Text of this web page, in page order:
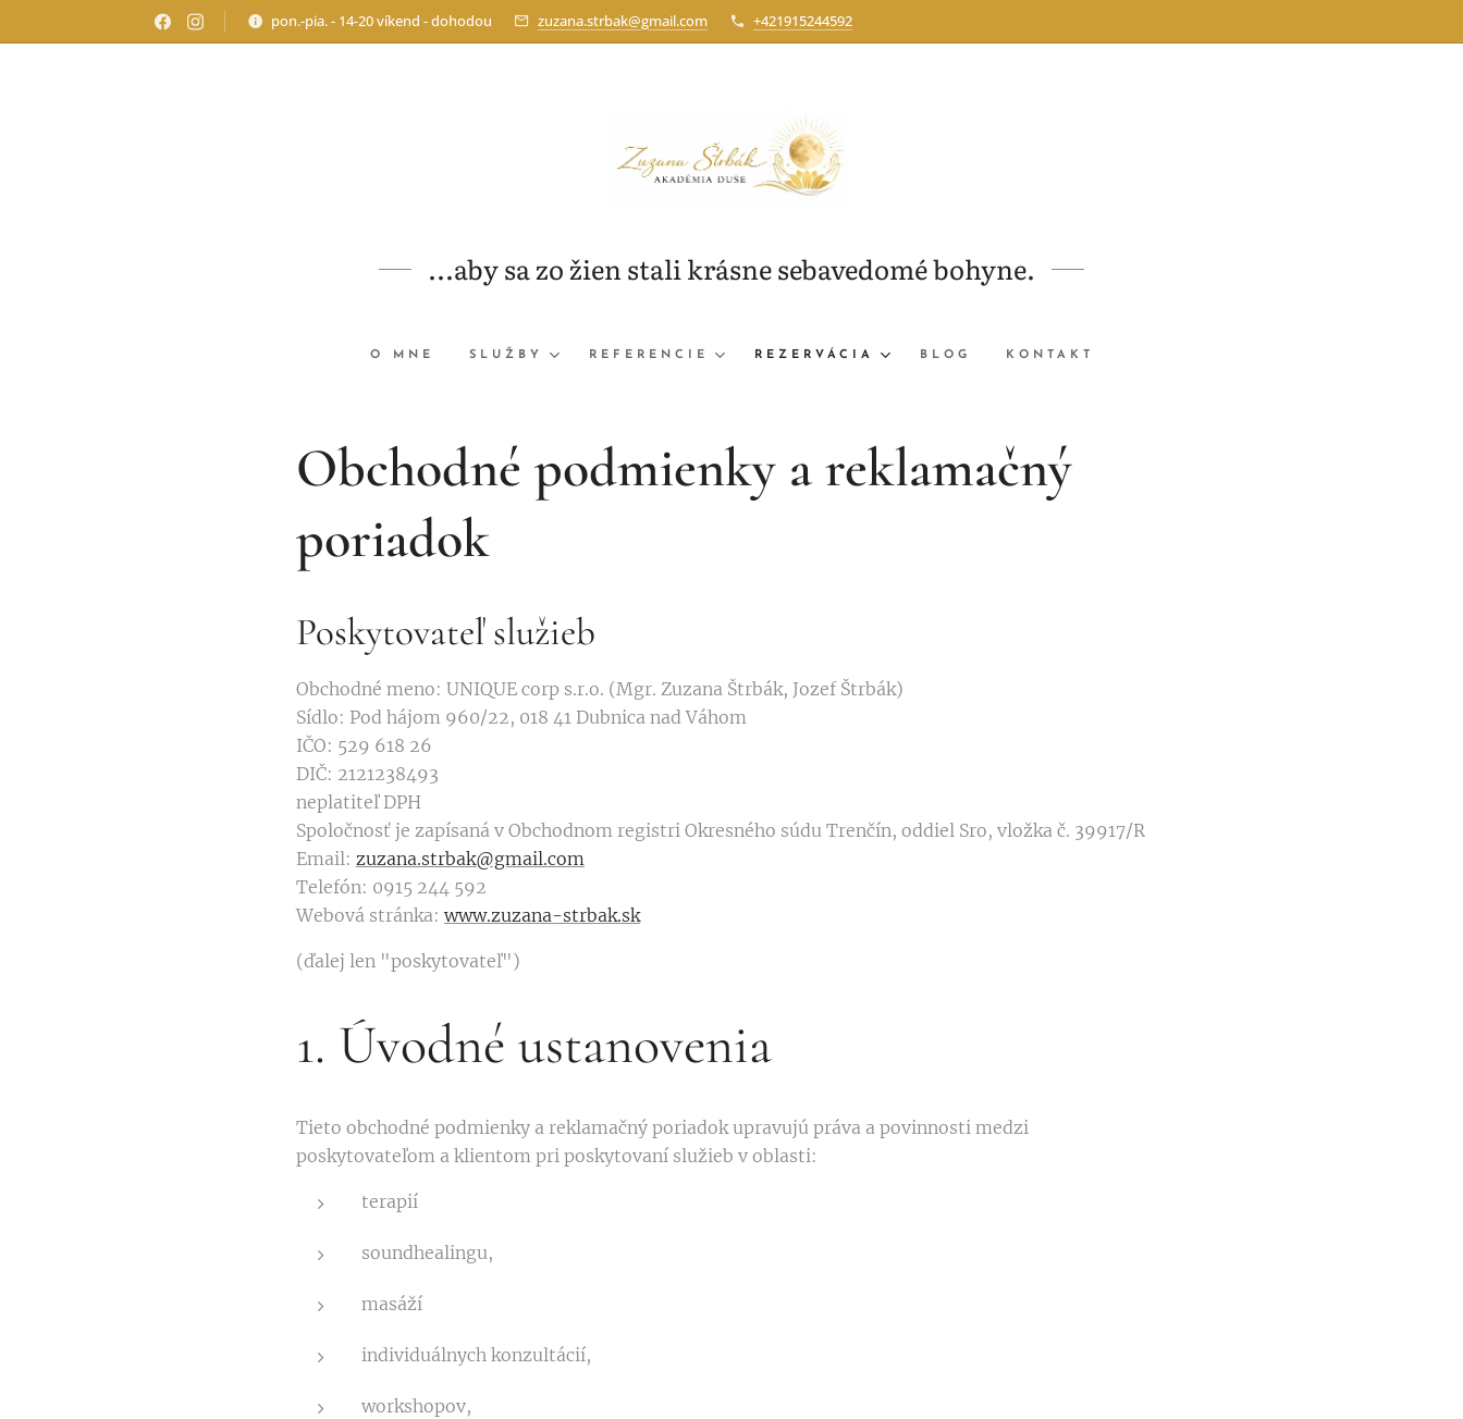
pon.-pia. - 14-20 víkend - dohodou zuzana.strbak@gmail.com +421915244592
...aby sa zo žien stali krásne sebavedomé bohyne.
O MNE SLUŽBY REFERENCIE REZERVÁCIA BLOG KONTAKT
Obchodné podmienky a reklamačný
poriadok
Poskytovateľ služieb
Obchodné meno: UNIQUE corp s.r.o. (Mgr. Zuzana Štrbák, Jozef Štrbák)
Sídlo: Pod hájom 960/22, 018 41 Dubnica nad Váhom
IČO: 529 618 26
DIČ: 2121238493
neplatiteľ DPH
Spoločnosť je zapísaná v Obchodnom registri Okresného súdu Trenčín, oddiel Sro, vložka č. 39917/R
Email: zuzana.strbak@gmail.com
Telefón: 0915 244 592
Webová stránka: www.zuzana-strbak.sk
(ďalej len "poskytovateľ")
1. Úvodné ustanovenia
Tieto obchodné podmienky a reklamačný poriadok upravujú práva a povinnosti medzi
poskytovateľom a klientom pri poskytovaní služieb v oblasti:
terapií
soundhealingu,
masáží
individuálnych konzultácií,
workshopov,